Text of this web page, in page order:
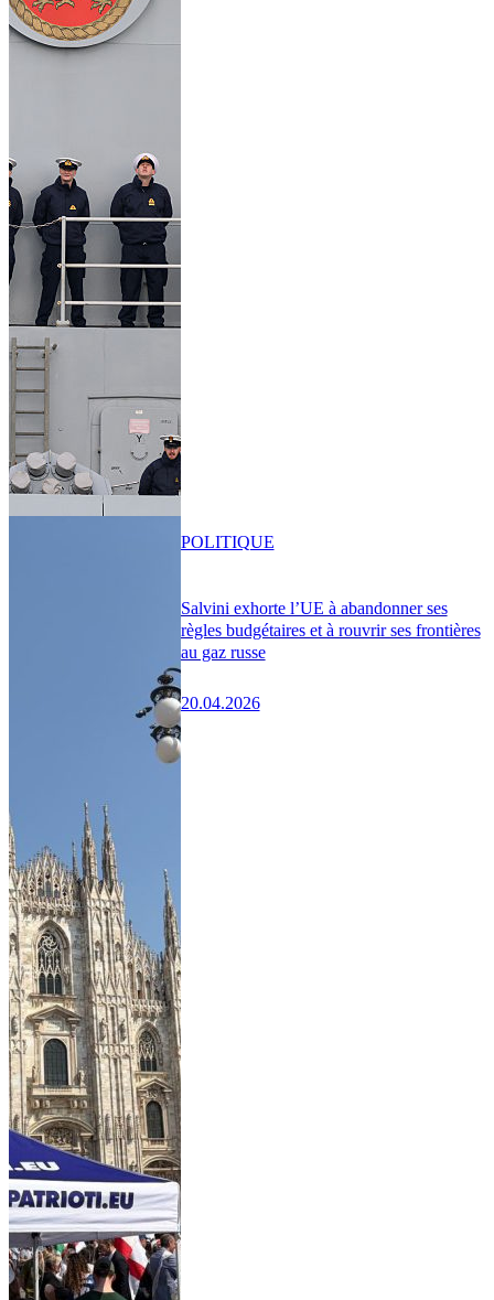
Salvini exhorte l’UE à abandonner ses
règles budgétaires et à rouvrir ses frontières
au gaz russe
20.04.2026
POLITIQUE